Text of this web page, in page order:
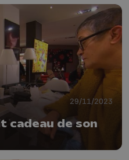
29/11/2023
cadeau de son